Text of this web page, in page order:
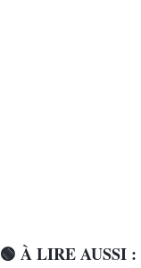
🟢 À LIRE AUSSI :